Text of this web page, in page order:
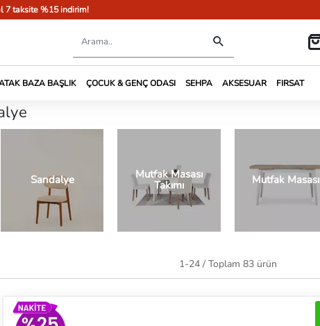
7 taksite %15 indirim!
BAZA BAŞLIK ÇOCUK & GENÇ ODASI SEHPA AKSESUAR FIRSAT
Sandalye
Mutfak Masası
Takımı
Mutfak Masası
1-24 / Toplam 83 ürün